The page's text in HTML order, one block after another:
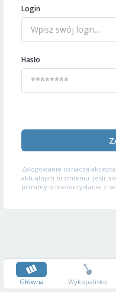
Login
Hasło
Zalogowanie oznacza
aktualnym brzmieniu. Jeśli
prosimy o niekorzystanie z
Główna Wykopalisko